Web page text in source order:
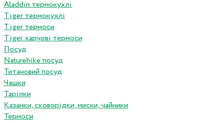
Aladdin термокухлі
Tiger термокухлі
Tiger термоси
Tiger харчові термоси
Посуд
Naturehike посуд
Титановий посуд
Чашки
Тарілки
Казанки, сковорідки, миски, чайники
Термоси